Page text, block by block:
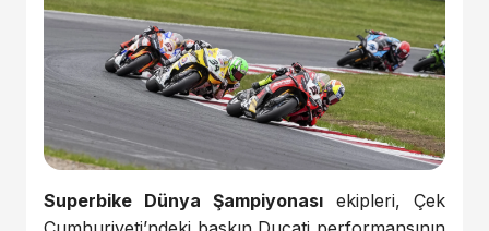
Superbike Dünya Şampiyonası ekipleri, Çek